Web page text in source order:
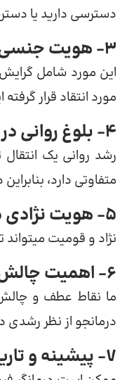
دسترسی دارید یا
3- هویت جنسی در مشاوره برای ایرانیان خارج از ایران
این مورد شامل
مورد انتقاد قرار
4- بلوغ روانی در مشاوره برای ایرانیان خارج از کشور
رشد روانی یک
متفاوتی دارد،
5- هویت نژادی در مشاوره برای ایرانی های خارج از کشور
نژاد و قومیت
6- اهمیت چالش های زمانی
ما نقاط عطف و
درمانجو از نظر
7- پیشینه و تاریخچه خانوادگی در مشاوره روانشناسی برای ایرانیان خارج از کشور